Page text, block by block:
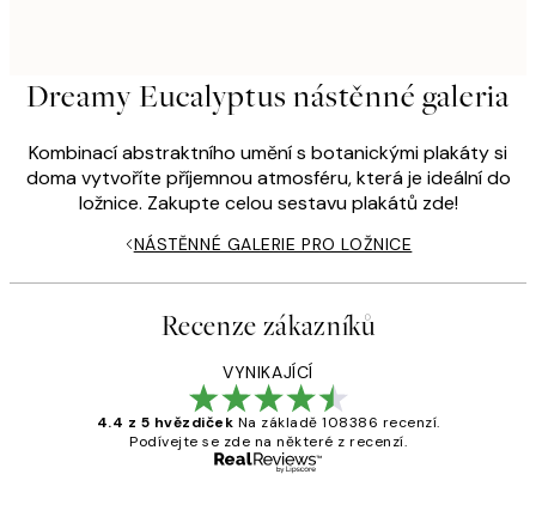
Dreamy Eucalyptus nástěnné galeria
Kombinací abstraktního umění s botanickými plakáty si
doma vytvoříte příjemnou atmosféru, která je ideální do
ložnice. Zakupte celou sestavu plakátů zde!
NÁSTĚNNÉ GALERIE PRO LOŽNICE
Recenze zákazníků
VYNIKAJÍCÍ
4.4 z 5 hvězdiček Na základě 108386 recenzí.
Podívejte se zde na některé z recenzí.